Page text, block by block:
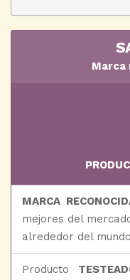
Marca
MARCA
mejores del
alrededor del
Producto